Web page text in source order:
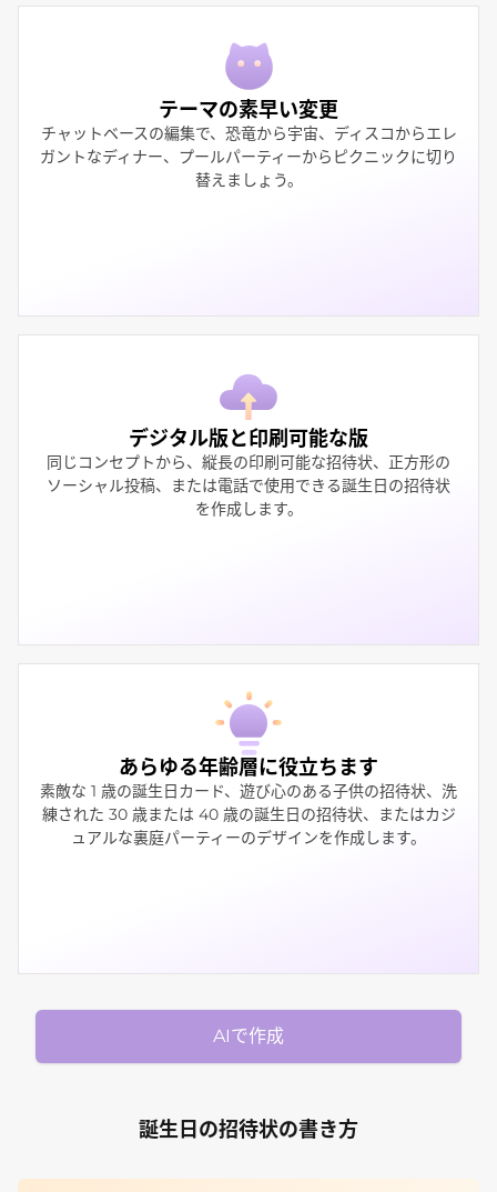
テーマの素早い変更
チャットベースの編集で、恐竜から宇宙、ディスコからエレ
ガントなディナー、プールパーティーからピクニックに切り
替えましょう。
デジタル版と印刷可能な版
同じコンセプトから、縦長の印刷可能な招待状、正方形の
ソーシャル投稿、または電話で使用できる誕生日の招待状
を作成します。
あらゆる年齢層に役立ちます
素敵な 1 歳の誕生日カード、遊び心のある子供の招待状、洗
練された 30 歳または 40 歳の誕生日の招待状、またはカジ
ュアルな裏庭パーティーのデザインを作成します。
AIで作成
誕生日の招待状の書き方